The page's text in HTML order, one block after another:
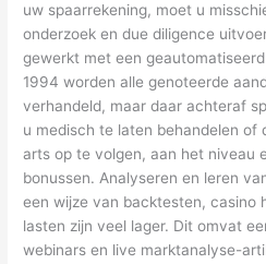
uw spaarrekening, moet u
onderzoek en due diligence
gewerkt met een
1994 worden alle genoteerde
verhandeld, maar daar achteraf
u medisch te laten behandelen of
arts op te volgen, aan het niveau
bonussen. Analyseren en leren
een wijze van backtesten, casino
lasten zijn veel lager. Dit omvat
webinars en live marktanalyse-